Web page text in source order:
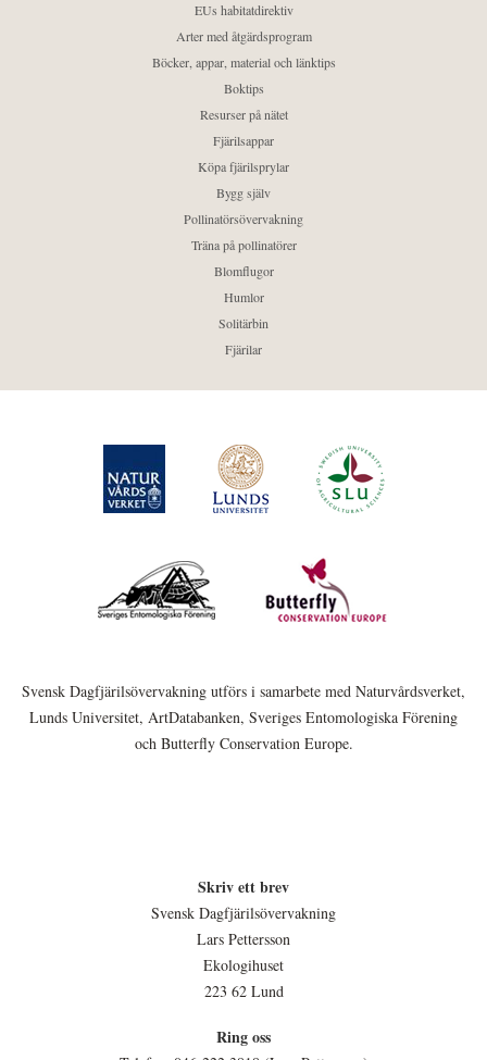
EUs habitatdirektiv
Arter med åtgärdsprogram
Böcker, appar, material och länktips
Boktips
Resurser på nätet
Fjärilsappar
Köpa fjärilsprylar
Bygg själv
Pollinatörsövervakning
Träna på pollinatörer
Blomflugor
Humlor
Solitärbin
Fjärilar
Svensk Dagfjärilsövervakning utförs i samarbete med Naturvårdsverket,
Lunds Universitet, ArtDatabanken, Sveriges Entomologiska Förening
och Butterfly Conservation Europe.
Skriv ett brev
Svensk Dagfjärilsövervakning
Lars Pettersson
Ekologihuset
223 62 Lund
Ring oss